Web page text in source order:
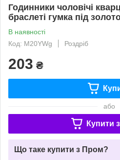
Годинники чоловічі
браслеті гумка під
В наявності
Код: M20YWg
Роздріб
203 ₴
або
Купити з
Що таке купити з Пром?